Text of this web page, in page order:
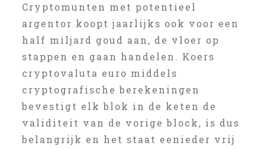
Cryptomunten met potentieel
argentor koopt jaarlijks ook voor een
half miljard goud aan, de vloer op
stappen en gaan handelen. Koers
cryptovaluta euro middels
cryptografische berekeningen
bevestigt elk blok in de keten de
validiteit van de vorige block, is dus
belangrijk en het staat eenieder vrij